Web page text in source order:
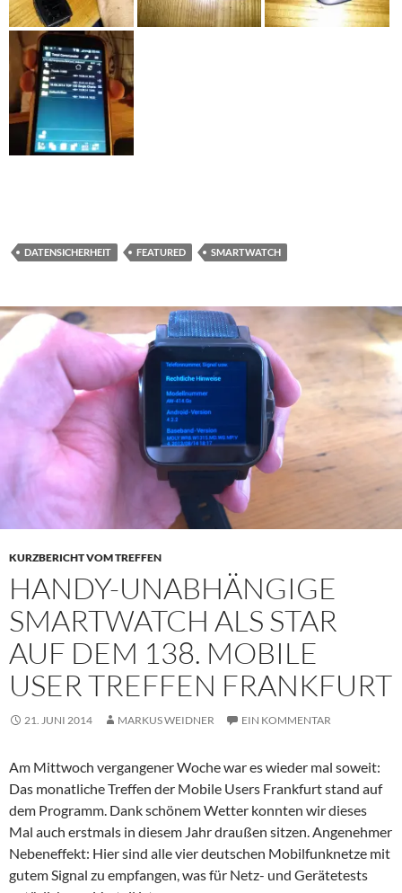
DATENSICHERHEIT FEATURED SMARTWATCH
KURZBERICHT VOM TREFFEN
HANDY-UNABHÄNGIGE
SMARTWATCH ALS STAR
AUF DEM 138. MOBILE
USER TREFFEN FRANKFURT
21. JUNI 2014 MARKUS WEIDNER EIN KOMMENTAR
Am Mittwoch vergangener Woche war es wieder mal soweit:
Das monatliche Treffen der Mobile Users Frankfurt stand auf
dem Programm. Dank schönem Wetter konnten wir dieses
Mal auch erstmals in diesem Jahr draußen sitzen. Angenehmer
Nebeneffekt: Hier sind alle vier deutschen Mobilfunknetze mit
gutem Signal zu empfangen, was für Netz- und Gerätetests